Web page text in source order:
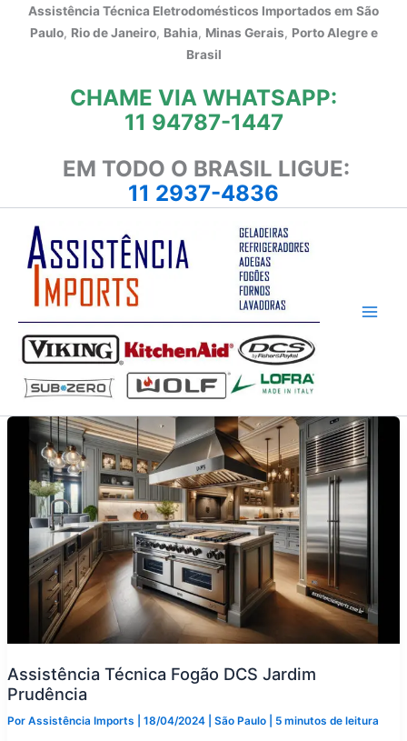
Assistência Técnica Eletrodomésticos Importados em São
Paulo, Rio de Janeiro, Bahia, Minas Gerais, Porto Alegre e
Brasil
CHAME VIA WHATSAPP:
11 94787-1447
EM TODO O BRASIL LIGUE:
11 2937-4836
Assistência Técnica Fogão DCS Jardim
Prudência
Por Assistência Imports 18/04/2024 São Paulo| 5 minutos de leitura